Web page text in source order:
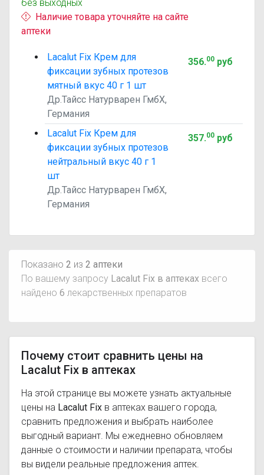
без выходных
Наличие товара уточняйте на сайте
аптеки
Lacalut Fix Крем для
фиксации зубных протезов
мятный вкус 40 г 1 шт
Др.Тайсс Натурварен ГмбХ,
Германия
356.00руб
Lacalut Fix Крем для
фиксации зубных протезов
нейтральный вкус 40 г 1
шт
Др.Тайсс Натурварен ГмбХ,
Германия
357.00руб
Показано 2 из 2 аптеки
По вашему запросу Lacalut Fix в аптеках всего
найдено 6 лекарственных препаратов
Почему стоит сравнить цены на
Lacalut Fix в аптеках
На этой странице вы можете узнать актуальные
цены на Lacalut Fix в аптеках вашего города,
сравнить предложения и выбрать наиболее
выгодный вариант. Мы ежедневно обновляем
данные о стоимости и наличии препарата, чтобы
вы видели реальные предложения аптек.